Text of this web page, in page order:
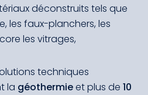
déconstruits tels que
les faux-planchers, les
les vitrages,
techniques
la géothermieet plus de 10